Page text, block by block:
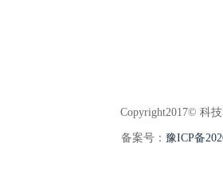
Copyright2017© 科
备案号： 豫ICP备